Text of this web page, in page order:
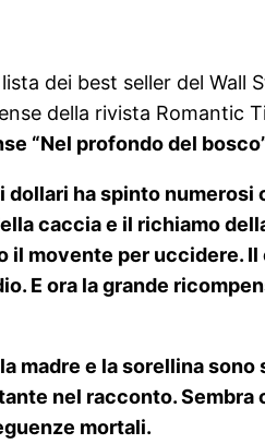
dei best seller del
della rivista Romantic
“Nel profondo del
ha spinto
caccia e il richiamo
movente per uccidere.
E ora la grande
e la sorellina
nel racconto.
mortali.